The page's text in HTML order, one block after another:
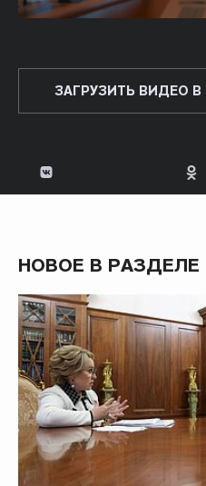
ЗАГРУЗИТЬ ВИДЕО
НОВОЕ В РАЗДЕЛЕ